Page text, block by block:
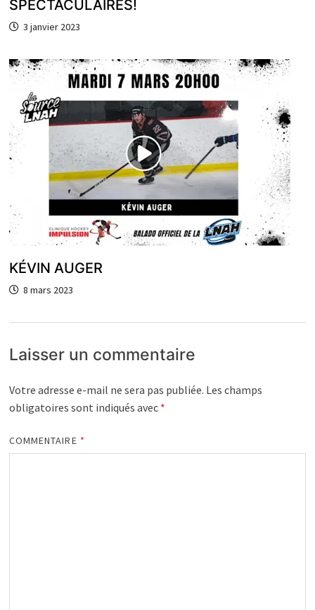
SPECTACULAIRES!
3 janvier 2023
KÉVIN AUGER
8 mars 2023
Laisser un commentaire
Votre adresse e-mail ne sera pas publiée. Les champs
obligatoires sont indiqués avec *
COMMENTAIRE *